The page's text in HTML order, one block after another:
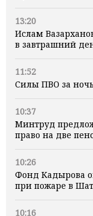
13:20
Ислам
в завтрашний
11:52
Силы ПВО за
10:37
Минтруд
право на две
10:26
Фонд Кадырова
при пожаре в
10:16